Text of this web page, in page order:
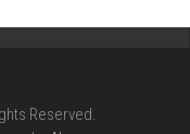
Reserved.